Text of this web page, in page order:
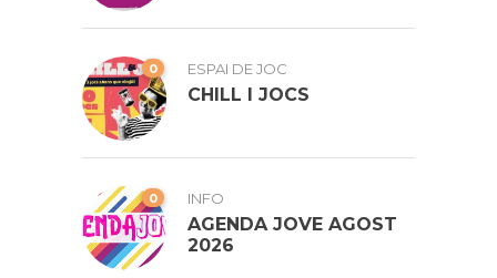
0 ESPAI DE JOC
CHILL I JOCS
0 INFO
AGENDA JOVE AGOST
2026